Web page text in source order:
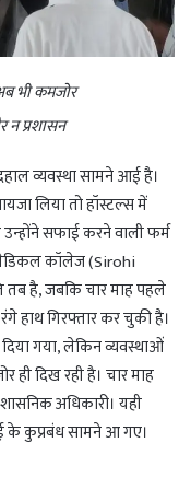
भी कमजोर
न प्रशासन
व्यवस्था सामने आई है।
लिया तो हॉस्टल्स में
सफाई करने वाली फर्म
मेडिकल कॉलेज (Sirohi
है, जबकि चार माह पहले
हाथ गिरफ्तार कर चुकी है।
दिया गया, लेकिन व्यवस्थाओं
ही दिख रही है। चार माह
अधिकारी। यही
के कुप्रबंध सामने आ गए।